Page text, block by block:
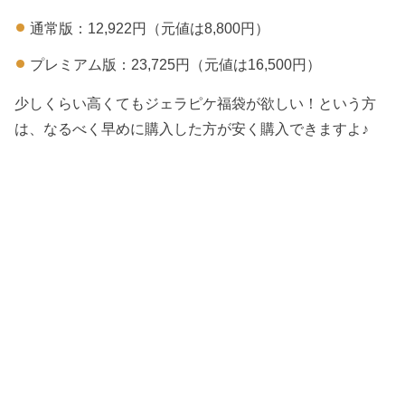
通常版：12,922円（元値は8,800円）
プレミアム版：23,725円（元値は16,500円）
少しくらい高くてもジェラピケ福袋が欲しい！という方
は、なるべく早めに購入した方が安く購入できますよ♪